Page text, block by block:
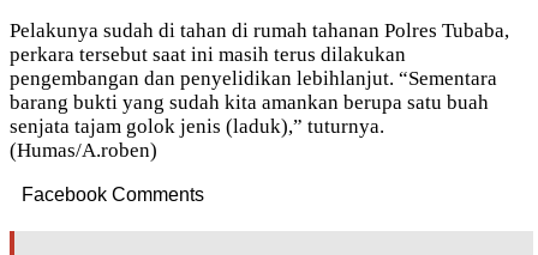
Pelakunya sudah di tahan di rumah tahanan Polres Tubaba,
perkara tersebut saat ini masih terus dilakukan
pengembangan dan penyelidikan lebihlanjut. “Sementara
barang bukti yang sudah kita amankan berupa satu buah
senjata tajam golok jenis (laduk),” tuturnya.
(Humas/A.roben)
Facebook Comments